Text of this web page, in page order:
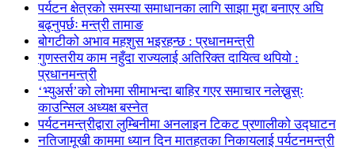
पर्यटन क्षेत्रको समस्या समाधानका लागि साझा मुद्दा बनाएर अघि
बढ्नुपर्छः मन्त्री तामाङ
बोगटीको अभाव महशुस भइरहन्छ : प्रधानमन्त्री
गुणस्तरीय काम नहुँदा राज्यलाई अतिरिक्त दायित्व थपियो :
प्रधानमन्त्री
‘भ्युअर्स’को लोभमा सीमाभन्दा बाहिर गएर समाचार नलेख्नुस्ः
काउन्सिल अध्यक्ष बस्नेत
पर्यटनमन्त्रीद्वारा लुम्बिनीमा अनलाइन टिकट प्रणालीको उद्घाटन
नतिजामूखी काममा ध्यान दिन मातहतका निकायलाई पर्यटनमन्त्री